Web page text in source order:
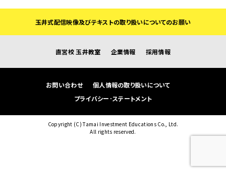
玉井式配信映像及びテキストの取り扱いについてのお願い
直営校 玉井教室 企業情報 採用情報
お問い合わせ
個人情報の取り扱いについて
プライバシー･ステートメント
Copyright (C) Tamai Investment Educations Co., Ltd.
All rights reserved.